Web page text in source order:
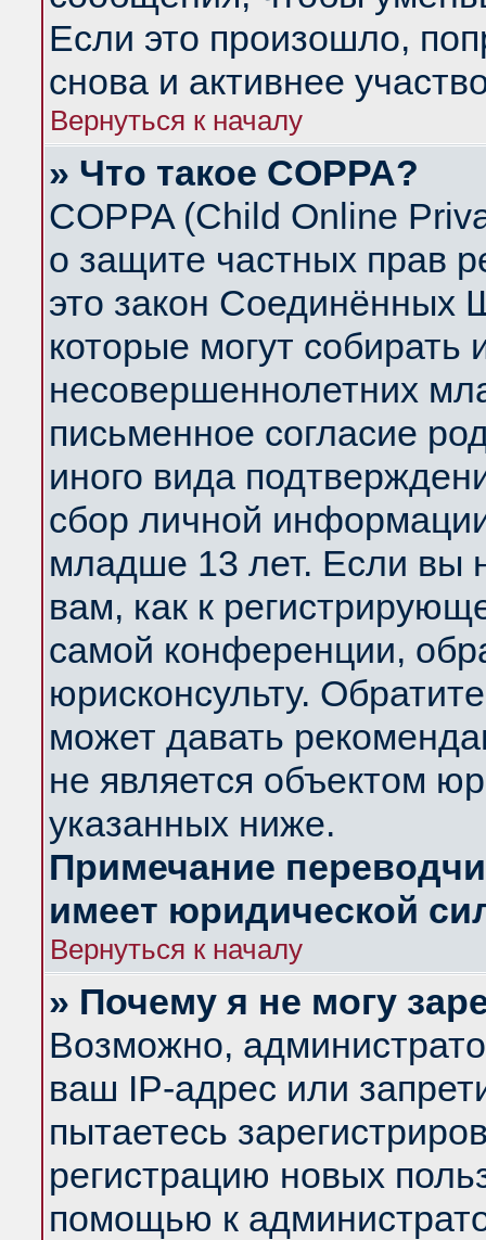
Если это произошло,
снова и активнее
Вернуться к началу
» Что такое COPPA?
COPPA (Child Online
о защите частных прав
это закон Соединённых
которые могут
несовершеннолетних
письменное согласие
иного вида
сбор личной
младше 13 лет. Если вы
вам, как к
самой конференции,
юрисконсульту.
может давать
не является объектом
указанных ниже.
Примечание
имеет юридической
Вернуться к началу
» Почему я не могу
Возможно,
ваш IP-адрес или
пытаетесь
регистрацию новых
помощью к